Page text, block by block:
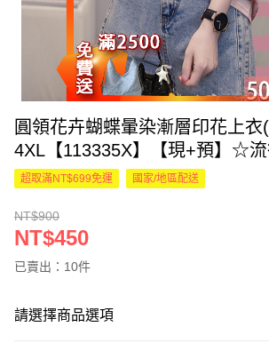
圓領花卉蝴蝶暈染漸層印花上衣
4XL【113335X】【現+預】☆
超取滿NT$699免運 國家/地區配送
NT$900
NT$450
已賣出：10件
請選擇商品選項